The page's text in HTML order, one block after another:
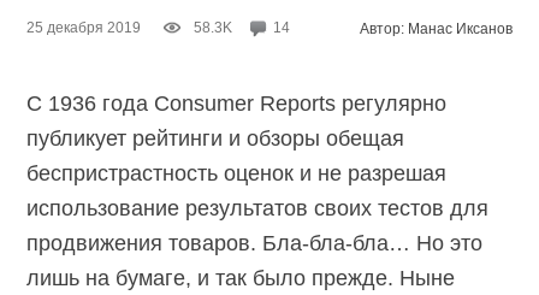
25 декабря 2019 58.3K 14 Автор: Манас Иксанов
С 1936 года Consumer Reports регулярно
публикует рейтинги и обзоры обещая
беспристрастность оценок и не разрешая
использование результатов своих тестов для
продвижения товаров. Бла-бла-бла… Но это
лишь на бумаге, и так было прежде. Ныне